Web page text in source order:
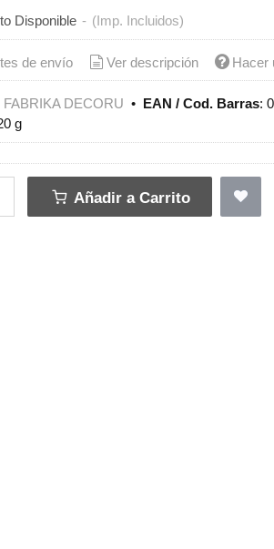
Disponible - (Imp. Incluidos)
de envío Ver descripción Hacer
FABRIKA DECORU • EAN / Cod. Barras:
g
Añadir a Carrito